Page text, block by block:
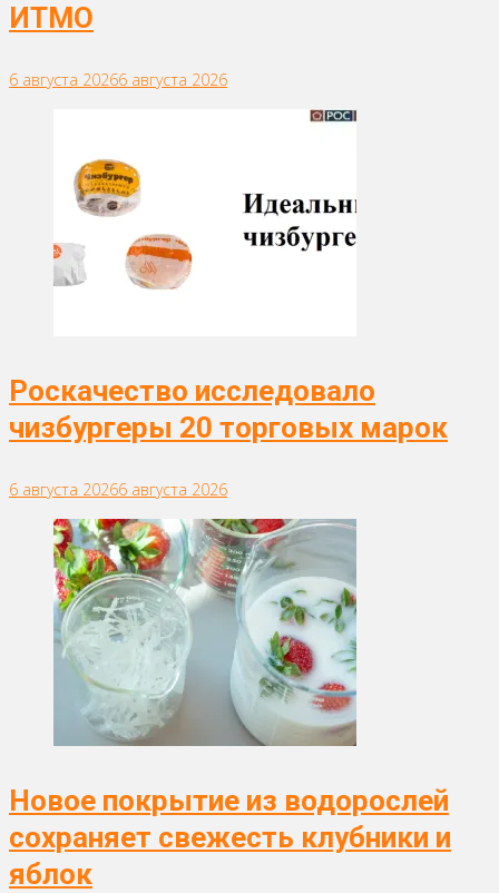
ИТМО
6 августа 20266 августа 2026
Роскачество исследовало
чизбургеры 20 торговых марок
6 августа 20266 августа 2026
Новое покрытие из водорослей
сохраняет свежесть клубники и
яблок